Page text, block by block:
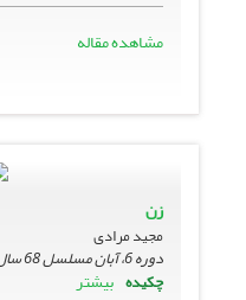
مشاهده مقاله
زن
مجید مرادى
دوره 6، آبان مسلسل 68 سال1376 ، آبان 1376
چکیده بیشتر